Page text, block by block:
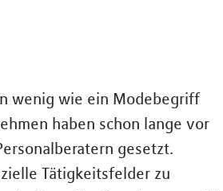
wenig wie ein Modebegriff
haben schon lange vor
gesetzt.
Tätigkeitsfelder zu